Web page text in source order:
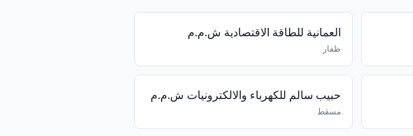
العمانية للطاقة الاقتصادية ش.م.م
ظفار
حبيب سالم للكهرباء والالكترونيات ش.م.م
مسقط